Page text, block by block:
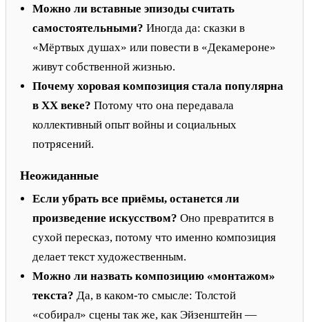
Можно ли вставные эпизоды считать
самостоятельными? Иногда да: сказки в
«Мёртвых душах» или повести в «Декамероне»
живут собственной жизнью.
Почему хоровая композиция стала популярна
в XX веке? Потому что она передавала
коллективный опыт войны и социальных
потрясений.
Неожиданные
Если убрать все приёмы, останется ли
произведение искусством? Оно превратится в
сухой пересказ, потому что именно композиция
делает текст художественным.
Можно ли назвать композицию «монтажом»
текста? Да, в каком-то смысле: Толстой
«собирал» сцены так же, как Эйзенштейн —